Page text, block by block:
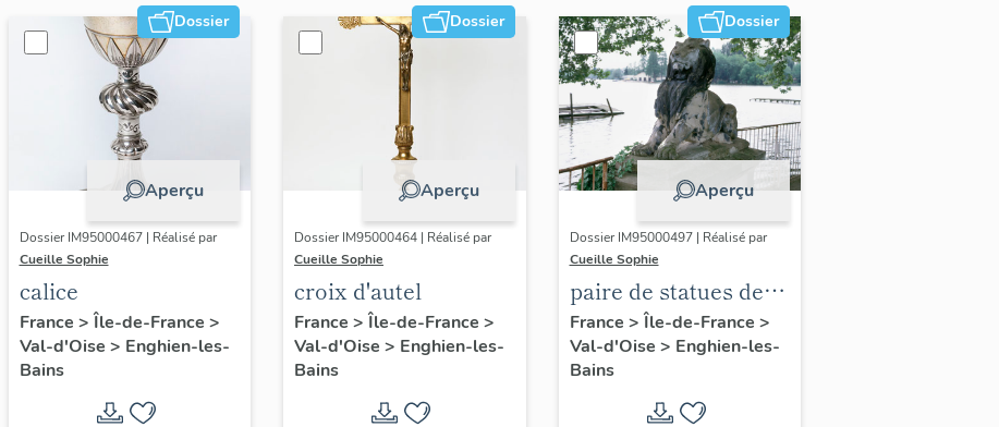
Dossier
Aperçu
Dossier IM95000467 | Réalisé par
Cueille Sophie
calice
France > Île-de-France >
Val-d'Oise > Enghien-les-
Bains
Dossier
Aperçu
Dossier IM95000464 | Réalisé par
Cueille Sophie
croix d'autel
France > Île-de-France >
Val-d'Oise > Enghien-les-
Bains
Dossier
Aperçu
Dossier IM95000497 | Réalisé par
Cueille Sophie
paire de statues de
lions
France > Île-de-France >
Val-d'Oise > Enghien-les-
Bains